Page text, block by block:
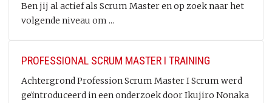
Ben jij al actief als Scrum Master en op zoek naar het
volgende niveau om ...
PROFESSIONAL SCRUM MASTER I TRAINING
Achtergrond Profession Scrum Master I Scrum werd
geïntroduceerd in een onderzoek door Ikujiro Nonaka